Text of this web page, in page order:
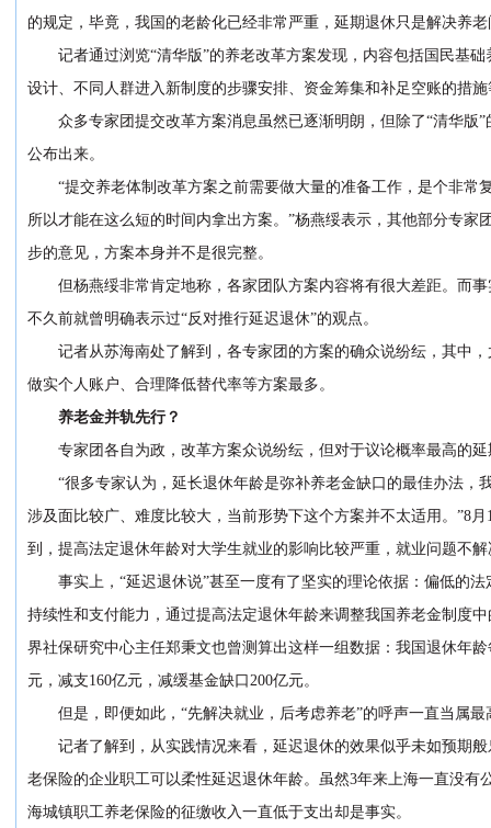
的规定，毕竟，我国的老龄化已经非常严重，延期退休只是解决养
记者通过浏览“清华版”的养老改革方案发现，内容包括国民基
设计、不同人群进入新制度的步骤安排、资金筹集和补足空账的措施
众多专家团提交改革方案消息虽然已逐渐明朗，但除了“清华版
公布出来。
“提交养老体制改革方案之前需要做大量的准备工作，是个非常
所以才能在这么短的时间内拿出方案。”杨燕绥表示，其他部分专家
步的意见，方案本身并不是很完整。
但杨燕绥非常肯定地称，各家团队方案内容将有很大差距。而
不久前就曾明确表示过“反对推行延迟退休”的观点。
记者从苏海南处了解到，各专家团的方案的确众说纷纭，其中
做实个人账户、合理降低替代率等方案最多。
养老金并轨先行？
专家团各自为政，改革方案众说纷纭，但对于议论概率最高的
“很多专家认为，延长退休年龄是弥补养老金缺口的最佳办法，
涉及面比较广、难度比较大，当前形势下这个方案并不太适用。”8
到，提高法定退休年龄对大学生就业的影响比较严重，就业问题不
事实上，“延迟退休说”甚至一度有了坚实的理论依据：偏低的
持续性和支付能力，通过提高法定退休年龄来调整我国养老金制度
界社保研究中心主任郑秉文也曾测算出这样一组数据：我国退休年
元，减支160亿元，减缓基金缺口200亿元。
但是，即便如此，“先解决就业，后考虑养老”的呼声一直当属最
记者了解到，从实践情况来看，延迟退休的效果似乎未如预期
老保险的企业职工可以柔性延迟退休年龄。虽然3年来上海一直没有
海城镇职工养老保险的征缴收入一直低于支出却是事实。